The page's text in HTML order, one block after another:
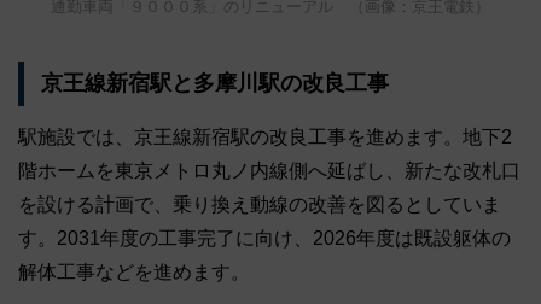
通勤車両「９０００系」のリニューアル （画像：京王電鉄）
京王線新宿駅と多摩川駅の改良工事
駅施設では、京王線新宿駅の改良工事を進めます。地下2
階ホームを東京メトロ丸ノ内線側へ延ばし、新たな改札口
を設ける計画で、乗り換え動線の改善を図るとしていま
す。2031年度の工事完了に向け、2026年度は既設躯体の
解体工事などを進めます。